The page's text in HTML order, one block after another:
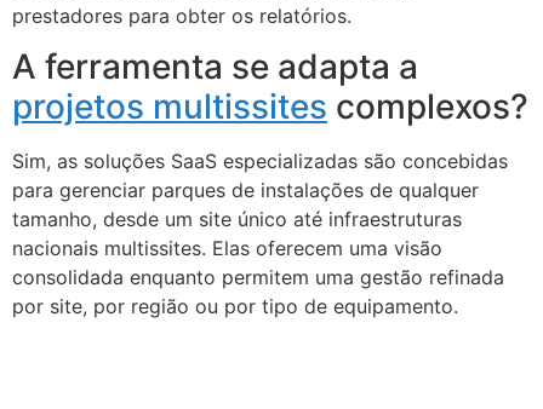
prestadores para obter os relatórios.
A ferramenta se adapta a
projetos multissites complexos?
Sim, as soluções SaaS especializadas são concebidas
para gerenciar parques de instalações de qualquer
tamanho, desde um site único até infraestruturas
nacionais multissites. Elas oferecem uma visão
consolidada enquanto permitem uma gestão refinada
por site, por região ou por tipo de equipamento.